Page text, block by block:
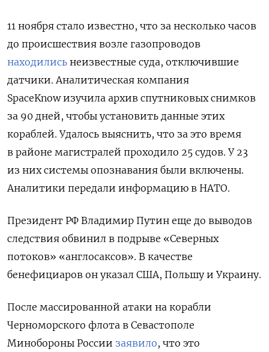
11 ноября стало известно, что за несколько часов
до происшествия возле газопроводов
находились неизвестные суда, отключившие
датчики. Аналитическая компания
SpaceKnow изучила архив спутниковых снимков
за 90 дней, чтобы установить данные этих
кораблей. Удалось выяснить, что за это время
в районе магистралей проходило 25 судов. У 23
из них системы опознавания были включены.
Аналитики передали информацию в НАТО.
Президент РФ Владимир Путин еще до выводов
следствия обвинил в подрыве «Северных
потоков» «англосаксов». В качестве
бенефициаров он указал США, Польшу и Украину.
После массированной атаки на корабли
Черноморского флота в Севастополе
Минобороны России заявило, что это